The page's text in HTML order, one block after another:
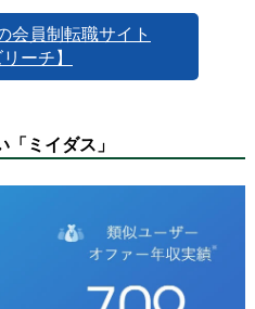
会員制転職サイト
リーチ】
ミイダス」